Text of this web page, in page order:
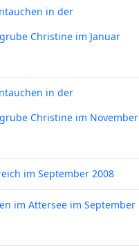
in der
Christine im Januar
in der
Christine im November
im September 2008
im Attersee im September